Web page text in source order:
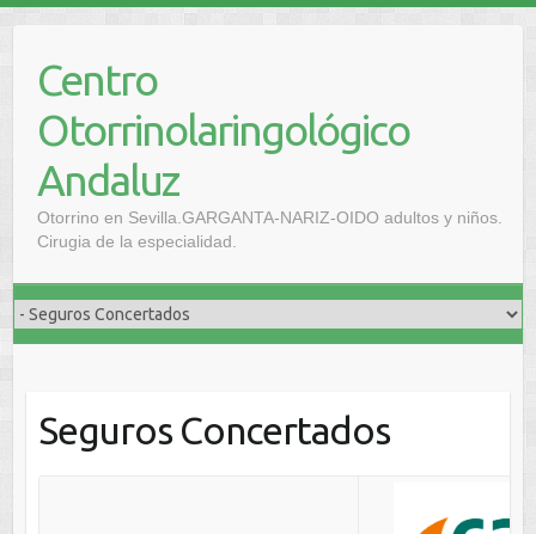
Centro
Otorrinolaringológico
Andaluz
Otorrino en Sevilla.GARGANTA-NARIZ-OIDO adultos y niños.
Cirugia de la especialidad.
Seguros Concertados